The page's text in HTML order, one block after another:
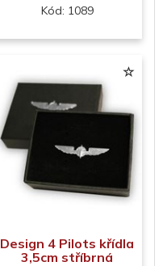
Kód: 1089
Design 4 Pilots křídla
3,5cm stříbrná